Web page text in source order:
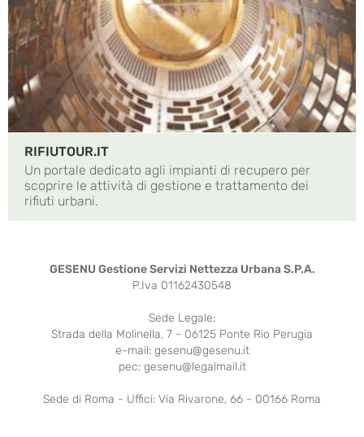
RIFIUTOUR.IT
Un portale dedicato agli impianti di recupero per
scoprire le attività di gestione e trattamento dei
rifiuti urbani.
GESENU Gestione Servizi Nettezza Urbana S.P.A.
P.Iva 01162430548
Sede Legale:
Strada della Molinella, 7 - 06125 Ponte Rio Perugia
e-mail: gesenu@gesenu.it
pec: gesenu@legalmail.it
Sede di Roma - Uffici: Via Rivarone, 66 - 00166 Roma